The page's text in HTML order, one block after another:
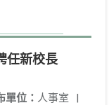
任新校長
單位： 人事室 |